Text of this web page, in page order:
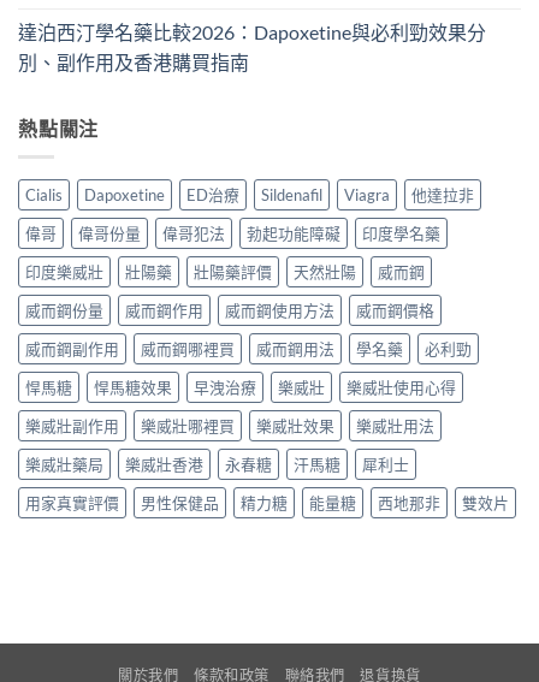
達泊西汀學名藥比較2026：Dapoxetine與必利勁效果分
別、副作用及香港購買指南
熱點關注
Cialis Dapoxetine ED治療 Sildenafil Viagra
他達拉非
偉哥
偉哥份量 偉哥犯法 勃起功能障礙
印度學名藥
印度樂威壯
壯陽藥 壯陽藥評價 天然壯陽
威而鋼
威而鋼份量
威而鋼作用 威而鋼使用方法
威而鋼價格
威而鋼副作用
威而鋼哪裡買 威而鋼用法 學名藥
必利勁
悍馬糖
悍馬糖效果 早洩治療 樂威壯
樂威壯使用心得
樂威壯副作用
樂威壯哪裡買 樂威壯效果
樂威壯用法
樂威壯藥局
樂威壯香港 永春糖 汗馬糖
犀利士
用家真實評價
男性保健品 精力糖 能量糖 西地那非 雙效片
關於我們 條款和政策 聯絡我們 退貨換貨